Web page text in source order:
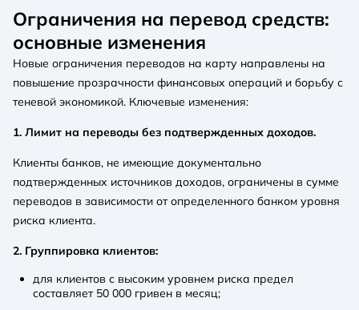
Ограничения на перевод средств:
основные изменения
Новые ограничения переводов на карту направлены на
повышение прозрачности финансовых операций и борьбу с
теневой экономикой. Ключевые изменения:
1. Лимит на переводы без подтвержденных доходов.
Клиенты банков, не имеющие документально
подтвержденных источников доходов, ограничены в сумме
переводов в зависимости от определенного банком уровня
риска клиента.
2. Группировка клиентов:
для клиентов с высоким уровнем риска предел
составляет 50 000 гривен в месяц;